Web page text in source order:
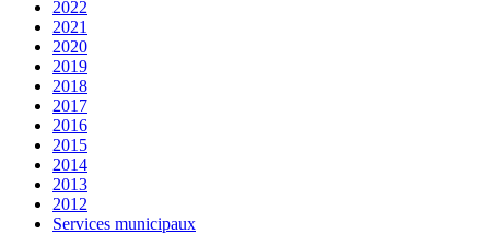
2022
2021
2020
2019
2018
2017
2016
2015
2014
2013
2012
Services municipaux